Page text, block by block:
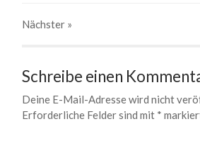
Nächster »
Schreibe einen
Deine E-Mail-Adresse wird nicht
Erforderliche Felder sind mit *